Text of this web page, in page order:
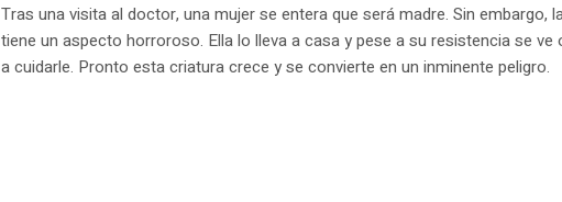
Tras una visita al doctor, una mujer se entera que será madre. Sin embargo,
tiene un aspecto horroroso. Ella lo lleva a casa y pese a su resistencia se ve
a cuidarle. Pronto esta criatura crece y se convierte en un inminente peligro.